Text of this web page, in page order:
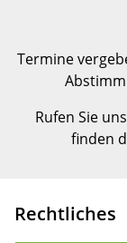
Termine
Rufen Sie
finden
Rechtliches